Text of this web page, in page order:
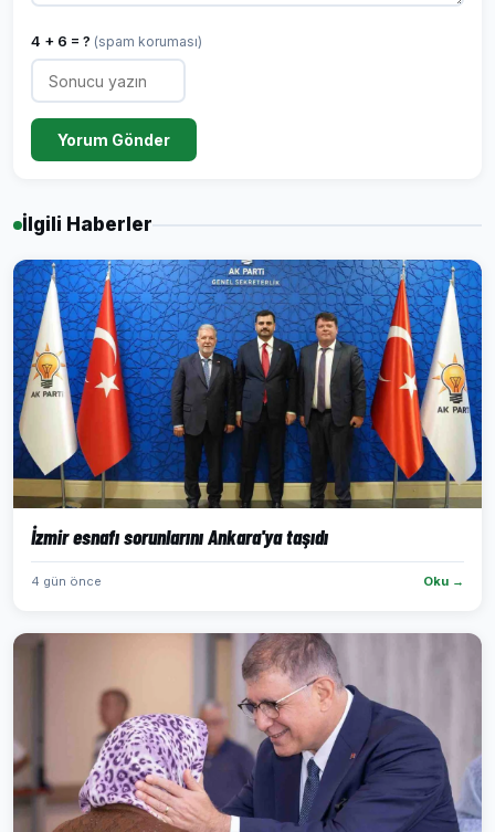
4 + 6 = ? (spam koruması)
Yorum Gönder
İlgili Haberler
İzmir esnafı sorunlarını Ankara'ya taşıdı
4 gün önce Oku →